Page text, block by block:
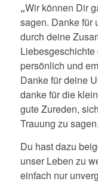
„Wir können Dir
sagen. Danke für
durch deine
persönlich und
Danke für deine
danke für die
gute Zureden,
Trauung zu sagen.
Du hast dazu
unser Leben zu
einfach nur